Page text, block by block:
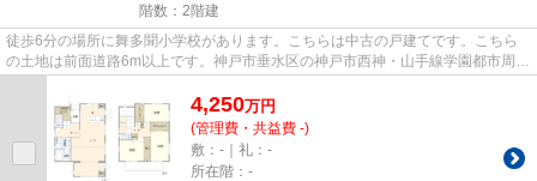
階数：2階建
徒歩6分の場所に舞多聞小学校があります。こちらは中古の戸建てです。こちら
の土地は前面道路6m以上です。神戸市垂水区の神戸市西神・山手線学園都市周辺
4,250万円
(管理費・共益費 -)
敷：-｜礼：-
所在階：-